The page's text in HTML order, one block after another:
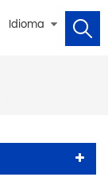
Idioma